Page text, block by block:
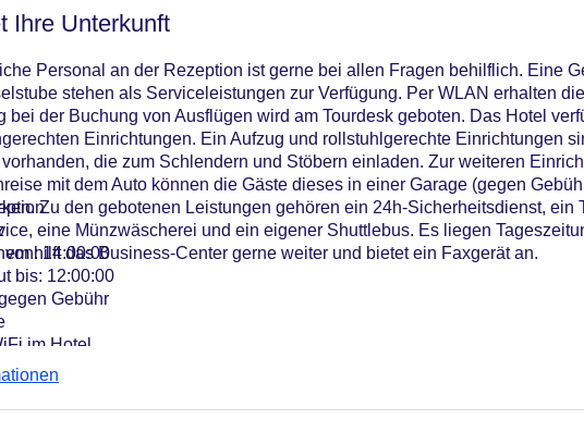
Ihre Unterkunft
Personal an der Rezeption ist gerne bei allen Fragen behilflich. Eine
stehen als Serviceleistungen zur Verfügung. Per WLAN erhalten
bei der Buchung von Ausflügen wird am Tourdesk geboten. Das Hotel
Einrichtungen. Ein Aufzug und rollstuhlgerechte Einrichtungen
die zum Schlendern und Stöbern einladen. Zur weiteren
mit dem Auto können die Gäste dieses in einer Garage (gegen
Zu den gebotenen Leistungen gehören ein 24h-Sicherheitsdienst, ein
eine Münzwäscherei und ein eigener Shuttlebus. Es liegen
hilft das Business-Center gerne weiter und bietet ein Faxgerät an.
von: 14:00:00
bis: 12:00:00
Gebühr
im Hotel